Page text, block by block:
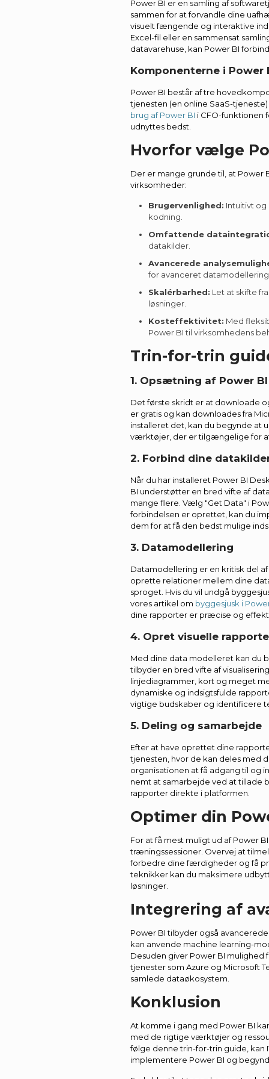
Power BI er en samling af
sammen for at forvandle dine
visuelt fængende og interaktive
Excel-fil eller en sammensat
datavarehuse, kan Power BI
Komponenterne i Power
Power BI består af tre
tjenesten (en online SaaS-
brug af Power BI i CFO-funktionen
udnyttes bedst.
Hvorfor vælge
Der er mange grunde til, at Power
virksomheder:
Brugervenlighed: Intuitivt
kodning.
Omfattende
datakilder.
Avancerede
for avanceret
Skalérbarhed: Let at skifte
løsninger.
Kosteffektivitet: Med
Power BI til virksomhedens
Trin-for-trin
1. Opsætning af Power
Det første skridt er at downloade
er gratis og kan downloades fra
installeret det, kan du begynde at
værktøjer, der er tilgængelige for
2. Forbind dine
Når du har installeret Power BI
BI understøtter en bred vifte af
mange flere. Vælg "Get Data" i
forbindelsen er oprettet, kan du
dem for at få den bedst mulige
3. Datamodellering
Datamodellering er en kritisk del
oprette relationer mellem dine
sproget. Hvis du vil undgå
vores artikel om byggesjusk i
dine rapporter er præcise og
4. Opret visuelle
Med dine data modelleret kan du
tilbyder en bred vifte af
linjediagrammer, kort og meget
dynamiske og indsigtsfulde
vigtige budskaber og identificere
5. Deling og samarbejde
Efter at have oprettet dine
tjenesten, hvor de kan deles med
organisationen at få adgang til og
nemt at samarbejde ved at tillade
rapporter direkte i platformen.
Optimer din
For at få mest muligt ud af Power
træningssessioner. Overvej at
forbedre dine færdigheder og få
teknikker kan du maksimere
løsninger.
Integrering af
Power BI tilbyder også
kan anvende machine learning-
Desuden giver Power BI
tjenester som Azure og Microsoft
samlede dataøkosystem.
Konklusion
At komme i gang med Power BI
med de rigtige værktøjer og
følge denne trin-for-trin guide, kan
implementere Power BI og